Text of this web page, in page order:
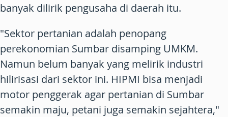
banyak dilirik pengusaha di daerah itu.
"Sektor pertanian adalah penopang
perekonomian Sumbar disamping UMKM.
Namun belum banyak yang melirik industri
hilirisasi dari sektor ini. HIPMI bisa menjadi
motor penggerak agar pertanian di Sumbar
semakin maju, petani juga semakin sejahtera,"